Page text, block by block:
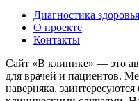
Диагностика здоровья
О проекте
Контакты
Сайт «В клинике» — это
для врачей и пациентов.
наверняка,